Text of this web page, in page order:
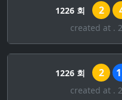
1226 회 2
created at .
1226 회 2
created at .